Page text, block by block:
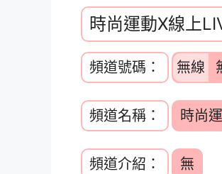
時尚運動X線上
頻道號碼： 無線
頻道名稱： 時尚
頻道介紹： 無